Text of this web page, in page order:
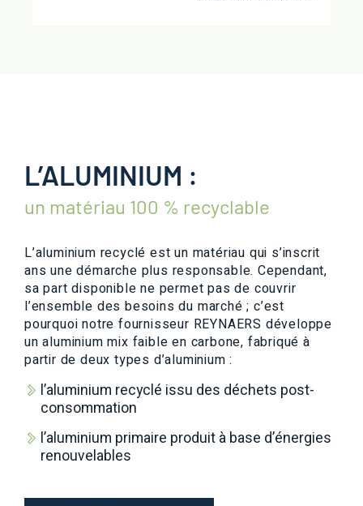
L’ALUMINIUM :
un matériau 100 % recyclable
L’aluminium recyclé est un matériau qui s’inscrit
ans une démarche plus responsable. Cependant,
sa part disponible ne permet pas de couvrir
l’ensemble des besoins du marché ; c’est
pourquoi notre fournisseur REYNAERS développe
un aluminium mix faible en carbone, fabriqué à
partir de deux types d’aluminium :
l’aluminium recyclé issu des déchets post-
consommation
l’aluminium primaire produit à base d’énergies
renouvelables